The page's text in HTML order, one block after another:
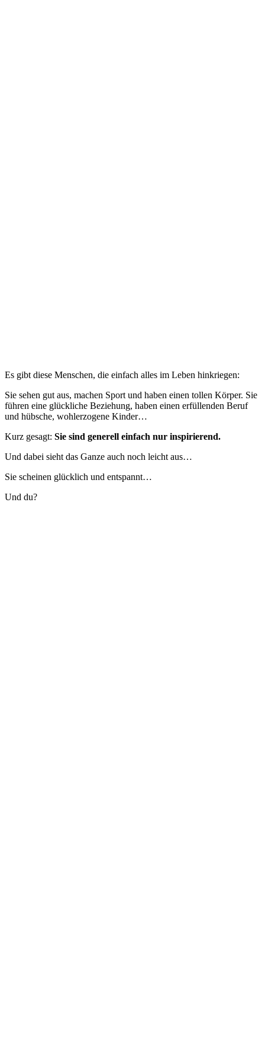
Es gibt diese Menschen, die einfach alles im Leben hinkriegen:
Sie sehen gut aus, machen Sport und haben einen tollen Körper. Sie
führen eine glückliche Beziehung, haben einen erfüllenden Beruf
und hübsche, wohlerzogene Kinder…
Kurz gesagt: Sie sind generell einfach nur inspirierend.
Und dabei sieht das Ganze auch noch leicht aus…
Sie scheinen glücklich und entspannt…
Und du?